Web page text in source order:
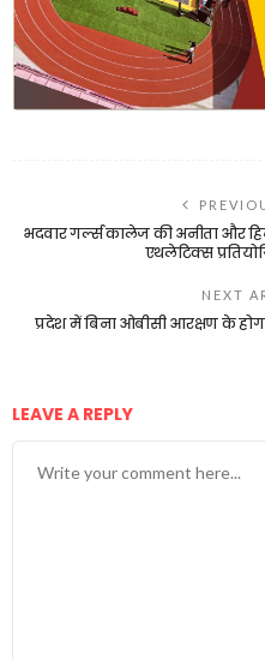
भदवार गर्ल्स कालेज की अनीता और
एथलेटिक्स
NEXT
प्रदेश में बिना ओबीसी आरक्षण के
LEAVE A REPLY